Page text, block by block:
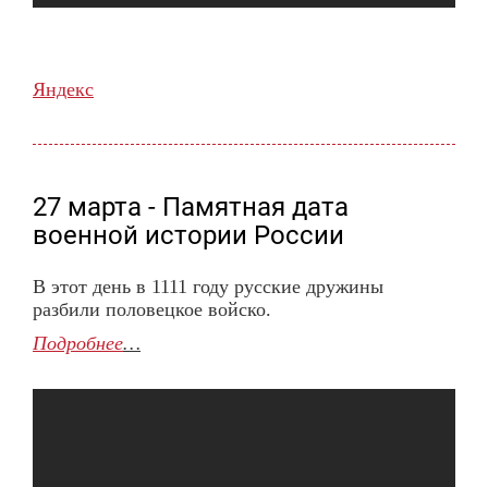
Яндекс
27 марта - Памятная дата
военной истории России
В этот день в 1111 году русские дружины
разбили половецкое войско.
Подробнее…